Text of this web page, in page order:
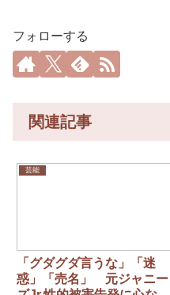
フォローする
関連記事
芸能
「グダグダ言うな」「迷
惑」「売名」 元ジャニー